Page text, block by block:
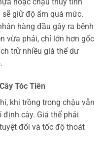
hoặc chậu thủy tinh
giữ độ ẩm quá mức.
hàng đầu gây ra bệnh
vừa phải, chỉ lớn hơn gốc
trữ nhiều giá thể dư
Tóc Tiên
khi trồng trong chậu vẫn
định cây. Giá thể phải
đối và tốc độ thoát